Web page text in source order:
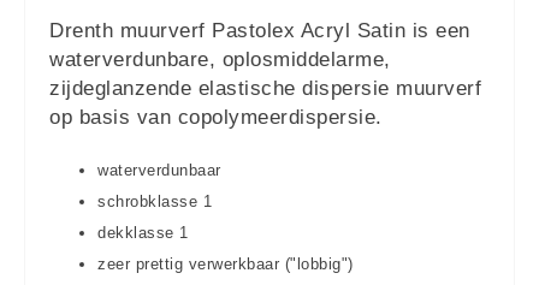
Drenth muurverf Pastolex Acryl Satin is een
waterverdunbare, oplosmiddelarme,
zijdeglanzende elastische dispersie muurverf
op basis van copolymeerdispersie.
waterverdunbaar
schrobklasse 1
dekklasse 1
zeer prettig verwerkbaar ("lobbig")